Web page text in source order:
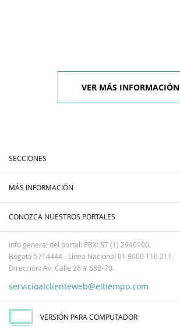
VER MÁS INFORMACIÓN
SECCIONES
MÁS INFORMACIÓN
CONOZCA NUESTROS PORTALES
Info general del portal: PBX: 57 (1) 2940100.
Bogotá 5714444 - Línea Nacional 01 8000 110 211.
Dirección: Av. Calle 26 # 68B-70.
servicioalclienteweb@eltiempo.com
VERSIÓN PARA COMPUTADOR